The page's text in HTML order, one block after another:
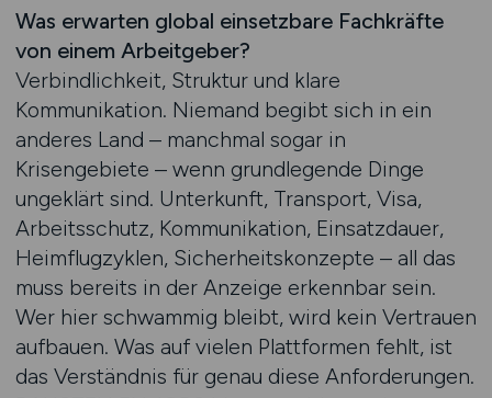
Was erwarten global einsetzbare Fachkräfte
von einem Arbeitgeber?
Verbindlichkeit, Struktur und klare
Kommunikation. Niemand begibt sich in ein
anderes Land – manchmal sogar in
Krisengebiete – wenn grundlegende Dinge
ungeklärt sind. Unterkunft, Transport, Visa,
Arbeitsschutz, Kommunikation, Einsatzdauer,
Heimflugzyklen, Sicherheitskonzepte – all das
muss bereits in der Anzeige erkennbar sein.
Wer hier schwammig bleibt, wird kein Vertrauen
aufbauen. Was auf vielen Plattformen fehlt, ist
das Verständnis für genau diese Anforderungen.